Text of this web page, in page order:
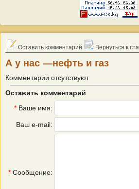
Оставить комментарий Вернуться к
А у нас —нефть и газ
Комментарии отсутствуют
Оставить комментарий
* Ваше имя:
Ваш e-mail:
* Сообщение: